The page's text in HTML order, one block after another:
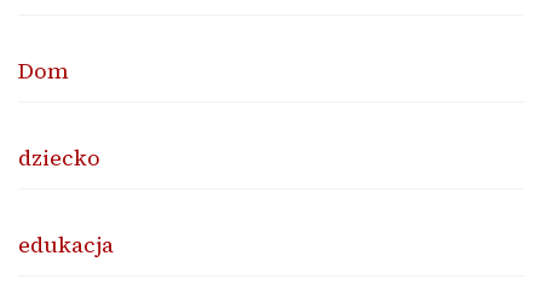
Dom
dziecko
edukacja